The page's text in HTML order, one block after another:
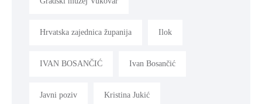
Hrvatska zajednica županija Ilok
IVAN BOSANČIĆ Ivan Bosančić
Javni poziv Kristina Jukić